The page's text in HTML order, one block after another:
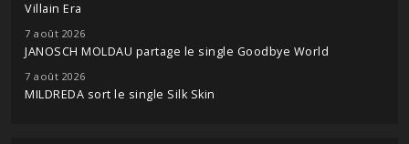
Villain Era
7 août 2026
JANOSCH MOLDAU partage le single Goodbye World
7 août 2026
MILDREDA sort le single Silk Skin